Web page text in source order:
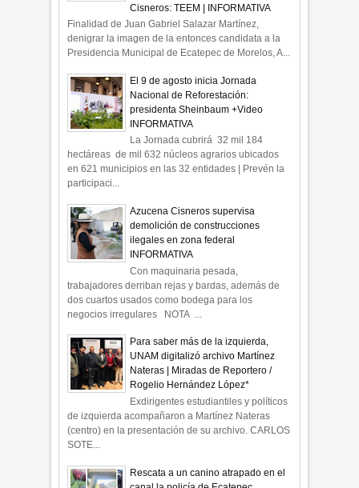
Cisneros: TEEM | INFORMATIVA
Finalidad de Juan Gabriel Salazar Martínez,
denigrar la imagen de la entonces candidata a la
Presidencia Municipal de Ecatepec de Morelos, A...
El 9 de agosto inicia Jornada
Nacional de Reforestación:
presidenta Sheinbaum +Video
INFORMATIVA
La Jornada cubrirá 32 mil 184
hectáreas de mil 632 núcleos agrarios ubicados
en 621 municipios en las 32 entidades | Prevén la
participaci...
Azucena Cisneros supervisa
demolición de construcciones
ilegales en zona federal
INFORMATIVA
Con maquinaria pesada,
trabajadores derriban rejas y bardas, además de
dos cuartos usados como bodega para los
negocios irregulares NOTA ...
Para saber más de la izquierda,
UNAM digitalizó archivo Martínez
Nateras | Miradas de Reportero /
Rogelio Hernández López*
Exdirigentes estudiantiles y políticos
de izquierda acompañaron a Martínez Nateras
(centro) en la presentación de su archivo. CARLOS
SOTE...
Rescata a un canino atrapado en el